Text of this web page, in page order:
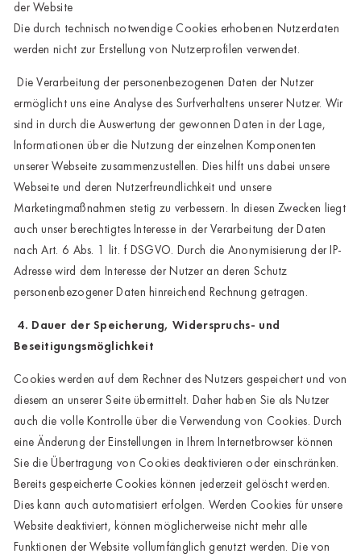
der Website
Die durch technisch notwendige Cookies erhobenen Nutzerdaten
werden nicht zur Erstellung von Nutzerprofilen verwendet.
Die Verarbeitung der personenbezogenen Daten der Nutzer
ermöglicht uns eine Analyse des Surfverhaltens unserer Nutzer. Wir
sind in durch die Auswertung der gewonnen Daten in der Lage,
Informationen über die Nutzung der einzelnen Komponenten
unserer Webseite zusammenzustellen. Dies hilft uns dabei unsere
Webseite und deren Nutzerfreundlichkeit und unsere
Marketingmaßnahmen stetig zu verbessern. In diesen Zwecken liegt
auch unser berechtigtes Interesse in der Verarbeitung der Daten
nach Art. 6 Abs. 1 lit. f DSGVO. Durch die Anonymisierung der IP-
Adresse wird dem Interesse der Nutzer an deren Schutz
personenbezogener Daten hinreichend Rechnung getragen.
4. Dauer der Speicherung, Widerspruchs- und
Beseitigungsmöglichkeit
Cookies werden auf dem Rechner des Nutzers gespeichert und von
diesem an unserer Seite übermittelt. Daher haben Sie als Nutzer
auch die volle Kontrolle über die Verwendung von Cookies. Durch
eine Änderung der Einstellungen in Ihrem Internetbrowser können
Sie die Übertragung von Cookies deaktivieren oder einschränken.
Bereits gespeicherte Cookies können jederzeit gelöscht werden.
Dies kann auch automatisiert erfolgen. Werden Cookies für unsere
Website deaktiviert, können möglicherweise nicht mehr alle
Funktionen der Website vollumfänglich genutzt werden. Die von